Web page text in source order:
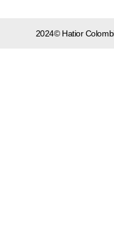
2024© Hatior